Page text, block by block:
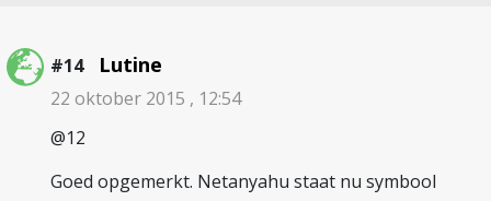
#14 Lutine
22 oktober 2015 , 12:54
@12
Goed opgemerkt. Netanyahu staat nu symbool